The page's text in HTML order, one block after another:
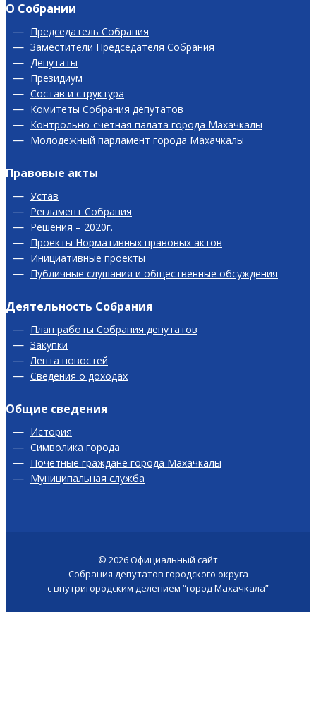
О Собрании
Председатель Собрания
Заместители Председателя Собрания
Депутаты
Президиум
Состав и структура
Комитеты Собрания депутатов
Контрольно-счетная палата города Махачкалы
Молодежный парламент города Махачкалы
Правовые акты
Устав
Регламент Собрания
Решения – 2020г.
Проекты Нормативных правовых актов
Инициативные проекты
Публичные слушания и общественные обсуждения
Деятельность Собрания
План работы Собрания депутатов
Закупки
Лента новостей
Сведения о доходах
Общие сведения
История
Символика города
Почетные граждане города Махачкалы
Муниципальная служба
© 2026Официальный сайт
Собрания депутатов городского округа
с внутригородским делением “город Махачкала”